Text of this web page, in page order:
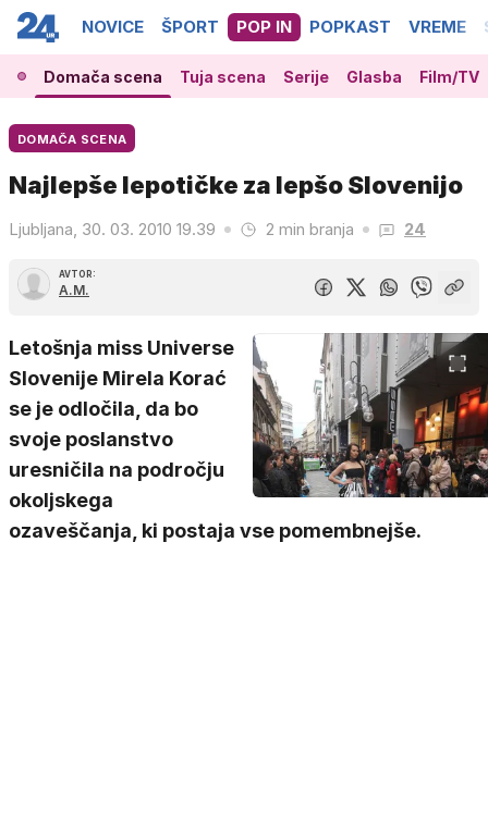
NOVICE ŠPORT POP IN POPKAST VREME
Domača scena Tuja scena Serije Glasba Film/TV
DOMAČA SCENA
Najlepše lepotičke za lepšo Slovenijo
Ljubljana, 30. 03. 2010 19.39 2 min branja 24
AVTOR:
A.M.
Letošnja miss Universe
Slovenije Mirela Korać
se je odločila, da bo
svoje poslanstvo
uresničila na področju
okoljskega
ozaveščanja, ki postaja vse pomembnejše.